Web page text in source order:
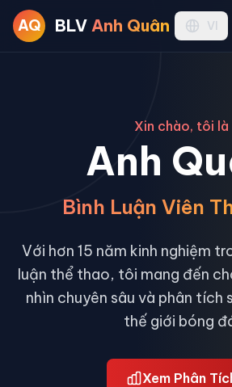
AQ BLV Anh Quân VI
Xin chào, tôi là
Anh
Bình Luận Viên
Với hơn 15 năm kinh nghiệm
luận thể thao, tôi mang đến
nhìn chuyên sâu và phân tích
thế giới bóng
Xem Phân